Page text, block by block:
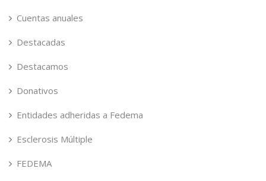
Cuentas anuales
Destacadas
Destacamos
Donativos
Entidades adheridas a Fedema
Esclerosis Múltiple
FEDEMA